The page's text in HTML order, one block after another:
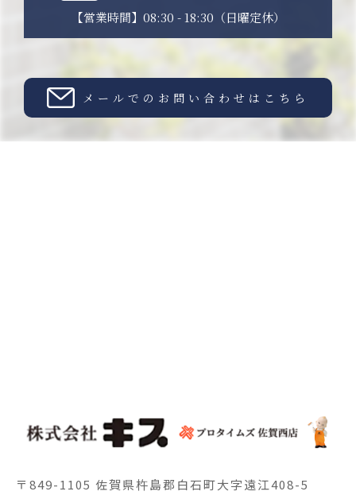
【営業時間】08:30 - 18:30（日曜定休）
メールでのお問い合わせはこちら
〒849-1105 佐賀県杵島郡白石町大字遠江408-5